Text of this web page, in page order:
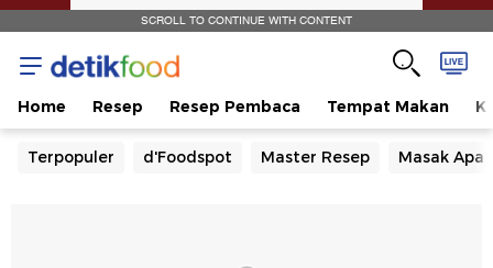
SCROLL TO CONTINUE WITH CONTENT
Home Resep Resep Pembaca Tempat Makan
Terpopuler d'Foodspot Master Resep Masak Apa